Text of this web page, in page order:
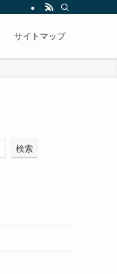
サイトマップ
検索